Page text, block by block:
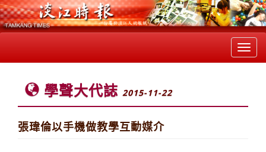
學聲大代誌 2015-11-22
張瑋倫以手機做教學互動媒介